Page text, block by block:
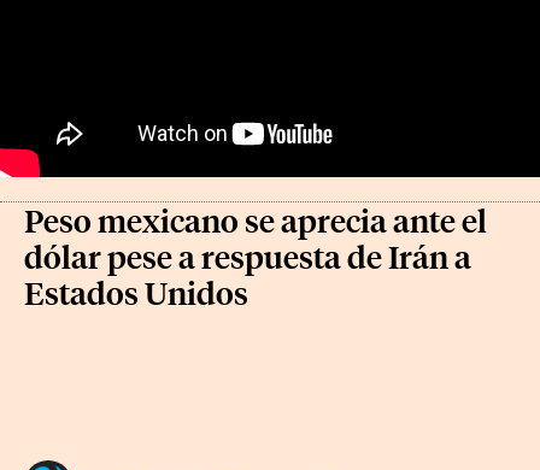
Peso mexicano se aprecia ante el
dólar pese a respuesta de Irán a
Estados Unidos